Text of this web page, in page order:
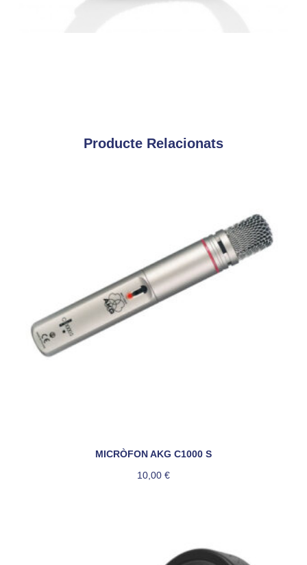
Producte Relacionats
MICRÒFON AKG C1000 S
10,00 €